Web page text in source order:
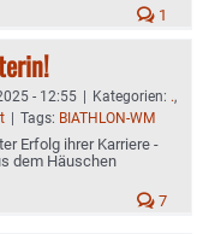
1
- 12:55 | Kategorien: .,
| Tags: BIATHLON-WM
Erfolg ihrer Karriere -
dem Häuschen
7